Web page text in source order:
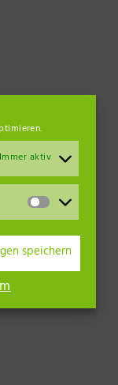
Immer aktiv
speichern
Veranstaltungen